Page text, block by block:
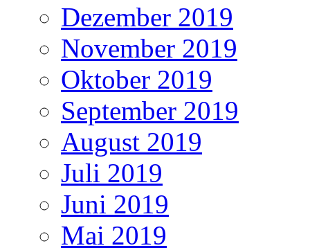
Dezember 2019
November 2019
Oktober 2019
September 2019
August 2019
Juli 2019
Juni 2019
Mai 2019